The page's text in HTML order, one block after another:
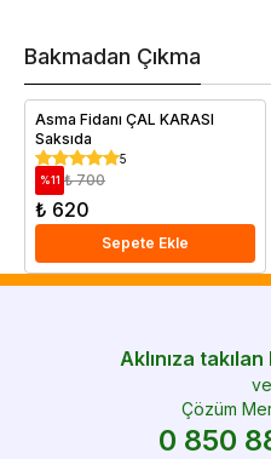
Bakmadan Çıkma
Asma Fidanı ÇAL KARASI
Saksıda
5
%11 ₺ 700
₺ 620
Sepete Ekle
Aklınıza
Çözüm
0 850